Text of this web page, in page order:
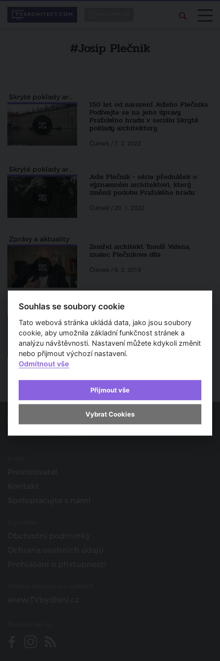
#Josip Plečnik
Skryté poklady architektury pohledem Zdeňka Lukeše
150 let od narození Jožeho Plečnika.
Podívejte se na jeho úpravy
Pražského hradu v seriálu Skryté
poklady architektury
Článek / 7. 2. 2022
Skryté poklady architektury pohledem Zdeňka Lukeše
Jože Plečnik - série přednášek o
významném architektovi, který
změnil podobu Pražského hradu
Článek / 20. 1. 2022
Zprávy a aktuality
Zemřel architekt Tomáš Valena,
znalec Plečnikova díla
Článek / 6. 2. 2019
Osobnosti
službách Pražského hradu
Článek / 26. 9. 2018
Spojujeme svět architektury
Souhlas se soubory cookie
Tato webová stránka ukládá data, jako jsou soubory
cookie, aby umožnila základní funkčnost stránek a
analýzu návštěvnosti. Nastavení můžete kdykoli změnit
nebo přijmout výchozí nastavení.
Odmítnout vše
Přijmout vše
Vybrat Cookies